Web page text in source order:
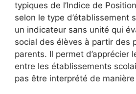
typiques de l’Indice de
selon le type d’établissement
un indicateur sans unité qui
social des élèves à partir des
parents. Il permet d’apprécier
entre les établissements
pas être interprété de